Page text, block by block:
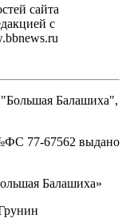
сайта
с
Балашиха",
‎77-67562 выдано
Балашиха»